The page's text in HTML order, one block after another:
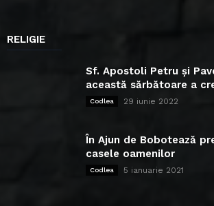
RELIGIE
Sf. Apostoli Petru și
această sărbătoare a
Codlea 29 iunie 2022
În Ajun de Bobotează
casele oamenilor
Codlea 5 ianuarie 2021